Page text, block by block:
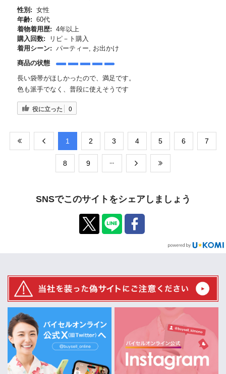
性別: 女性
年齢: 60代
着物着用歴: 4年以上
購入回数:
リピ－ト購入
着用シーン: パーティー, お出かけ
商品の状態
長い袋帯がほしかったので、満足です。
色も派手でなく、普段に使えそうです
役に立った 0
​1 ​2 ​3 ​4 ​5 ​6 ​7
​8 ​9
SNSでこのサイトをシェアしましょう